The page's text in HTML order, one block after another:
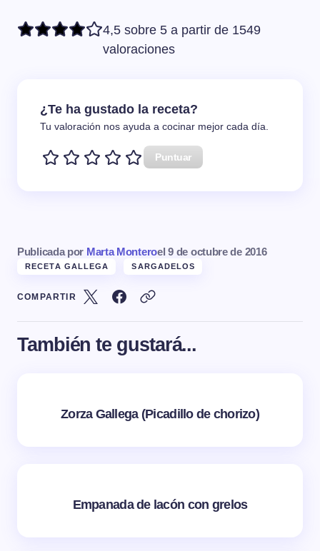
4,5 sobre 5 a partir de 1549
valoraciones
¿Te ha gustado la receta?
Tu valoración nos ayuda a cocinar mejor cada día.
Puntuar
Publicada por Marta Monteroel 9 de octubre de 2016
RECETA GALLEGA SARGADELOS
COMPARTIR
También te gustará...
Zorza Gallega (Picadillo de chorizo)
Empanada de lacón con grelos